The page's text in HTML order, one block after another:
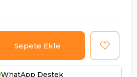
WhatApp Destek